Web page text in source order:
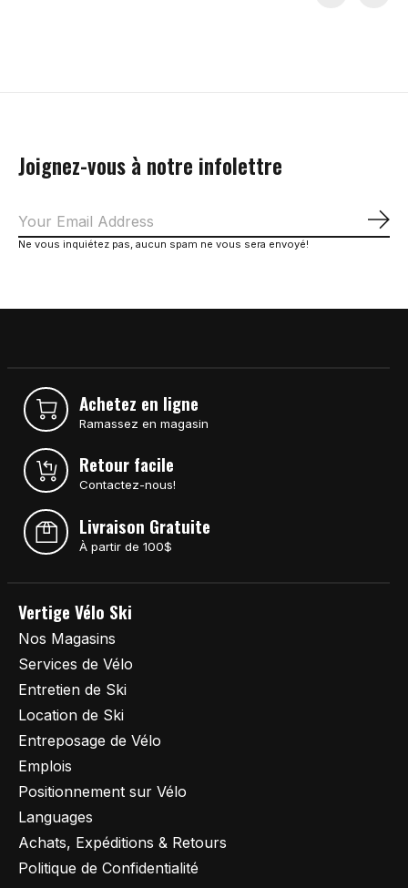
Joignez-vous à notre infolettre
Ne vous inquiétez pas, aucun spam ne vous sera envoyé!
Achetez en ligne
Ramassez en magasin
Retour facile
Contactez-nous!
Livraison Gratuite
À partir de 100$
Vertige Vélo Ski
Nos Magasins
Services de Vélo
Entretien de Ski
Location de Ski
Entreposage de Vélo
Emplois
Positionnement sur Vélo
Languages
Achats, Expéditions & Retours
Politique de Confidentialité